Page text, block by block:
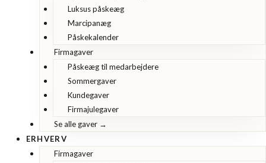
Luksus påskeæg
Marcipanæg
Påskekalender
Firmagaver
Påskeæg til medarbejdere
Sommergaver
Kundegaver
Firmajulegaver
Se alle gaver →
ERHVERV
Firmagaver